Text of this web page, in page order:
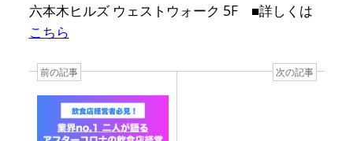
六本木ヒルズ ウェストウォーク 5F ■詳しくは
こちら
前の記事 次の記事